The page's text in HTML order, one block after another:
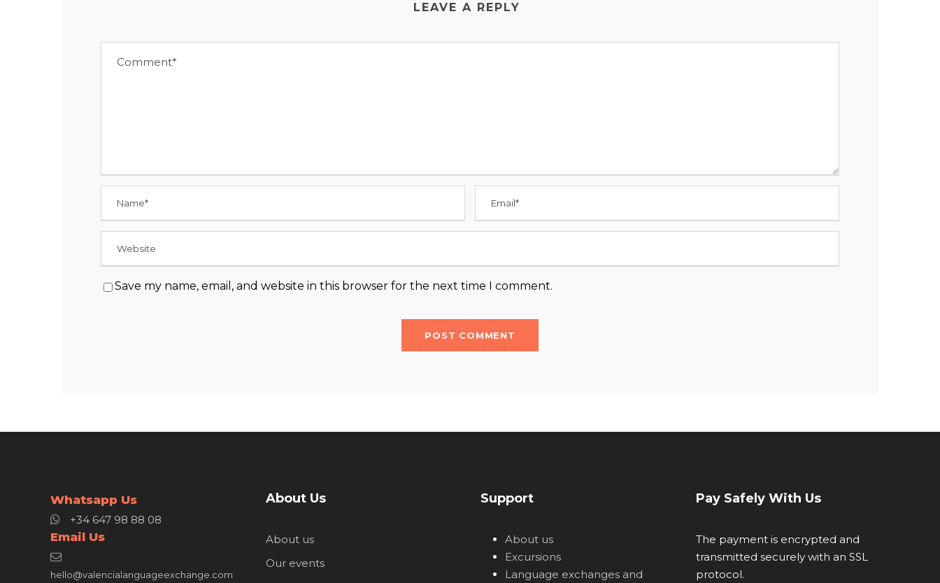
LEAVE A REPLY
Save my name, email, and website in this browser for the next time I comment.
Whatsapp Us
+34 647 98 88 08
Email Us
hello@valencialanguageexchange.com
About Us
About us
Our events
Support
About us
Excursions
Language exchanges and
Pay Safely With Us
The payment is encrypted and
transmitted securely with an SSL
protocol.